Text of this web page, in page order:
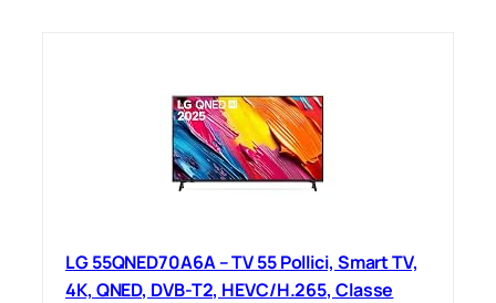
LG 55QNED70A6A – TV 55 Pollici, Smart TV,
4K, QNED, DVB-T2, HEVC/H.265, Classe